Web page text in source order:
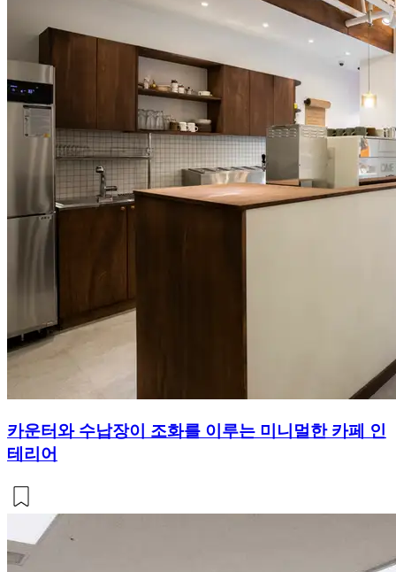
카운터와 수납장이 조화를 이루는 미니멀한 카페 인
테리어